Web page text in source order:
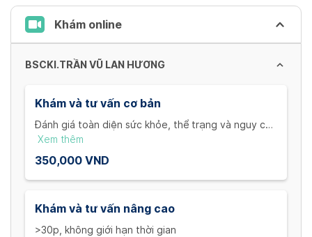
keyboard
shortcuts
changing
Khám online
BSCKI.TRẦN VŨ LAN HƯƠNG
Khám và tư vấn cơ bản
Đánh giá toàn diện sức khỏe, thể trạng và nguy cơ
bệnh lý để xây dựng kế hoạch điều trị và thay đổi
lối sống cá thể hóa. 30p
Xem thêm
350,000 VND
Khám và tư vấn nâng cao
>30p, không giới hạn thời gian